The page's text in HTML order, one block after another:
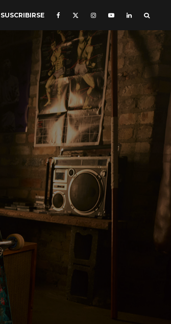
SUSCRIBIRSE